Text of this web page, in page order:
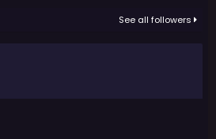
See all followers